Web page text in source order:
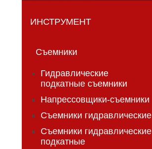
ИНСТРУМЕНТ
Съемники
Гидравлические
подкатные съемники
Напрессовщики-съемники
Съемники гидравлические
Съемники гидравлические
подкатные